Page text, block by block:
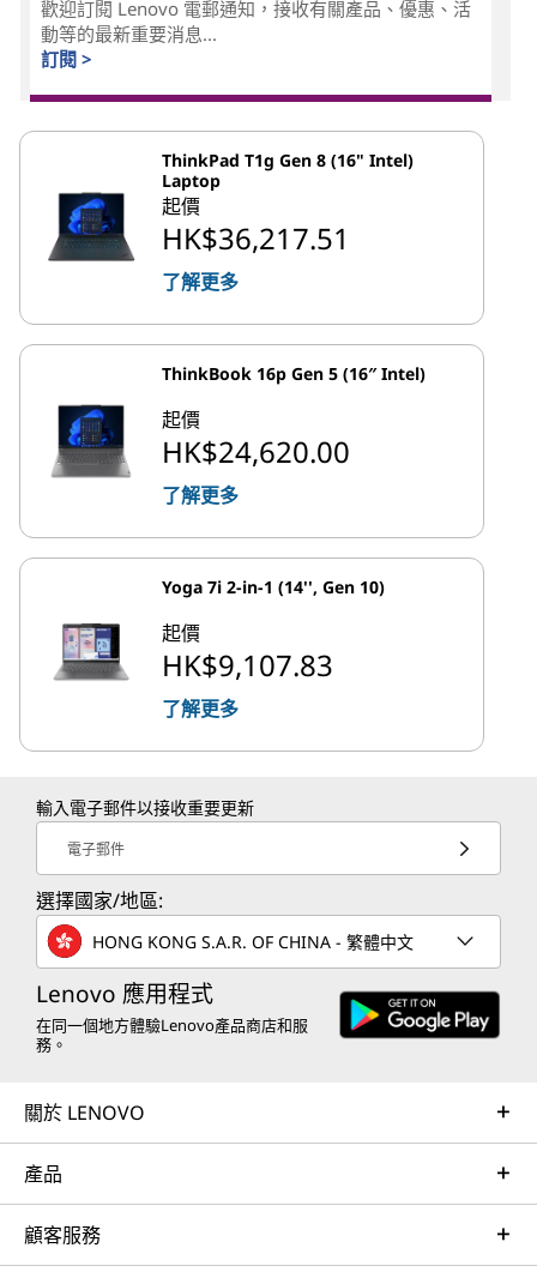
歡迎訂閱 Lenovo 電郵通知，接收有關產品、優惠、活
動等的最新重要消息...
訂閱 >
ThinkPad T1g Gen 8 (16" Intel)
Laptop
起價
HK$36,217.51
了解更多
ThinkBook 16p Gen 5 (16″ Intel)
起價
HK$24,620.00
了解更多
Yoga 7i 2-in-1 (14'', Gen 10)
起價
HK$9,107.83
了解更多
輸入電子郵件以接收重要更新
電子郵件
選擇國家/地區:
HONG KONG S.A.R. OF CHINA - 繁體中文
Lenovo 應用程式
在同一個地方體驗Lenovo產品商店和服
務。
關於 LENOVO
產品
顧客服務